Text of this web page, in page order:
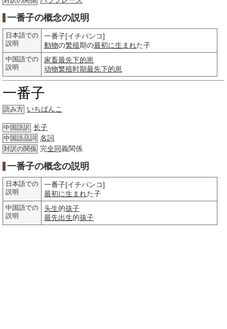
一番子の概念の説明
日本語での
説明
一番子[イチバンコ]
動物の繁殖期の最初に生まれた子
中国語での
説明
家畜最先下的崽
动物繁殖时期最先下的崽
一番子
読み方 いちばんこ
中国語訳 长子
中国語品詞 名詞
対訳の関係 完全同義関係
一番子の概念の説明
日本語での
説明
一番子[イチバンコ]
最初に生まれた子
中国語での
説明
头生的孩子
最先出生的孩子